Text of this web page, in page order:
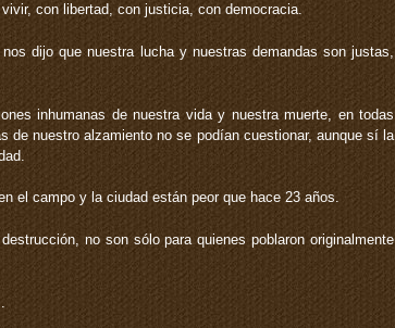
con libertad, con justicia, con democracia.
dijo que nuestra lucha y nuestras demandas son justas,
inhumanas de nuestra vida y nuestra muerte, en todas
de nuestro alzamiento no se podían cuestionar, aunque sí la
el campo y la ciudad están peor que hace 23 años.
no son sólo para quienes poblaron originalmente